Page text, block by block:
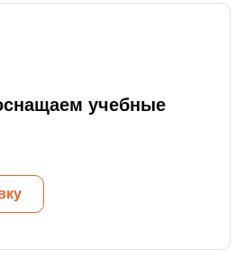
учебные